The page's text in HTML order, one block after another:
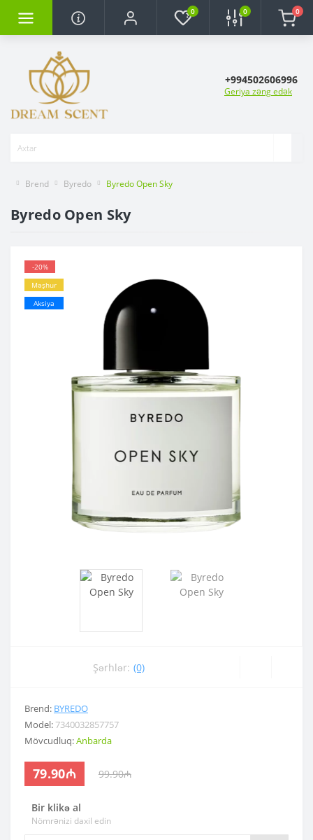
0 0 0
+994502606996
Geriya zəng edək
Brend Byredo Byredo Open Sky
Byredo Open Sky
-20%
Məşhur
Aksiya
Şərhlər: (0)
Brend: BYREDO
Model:7340032857757
Mövcudluq:Anbarda
79.90₼ 99.90₼
Bir klikə al
Nömrənizi daxil edin